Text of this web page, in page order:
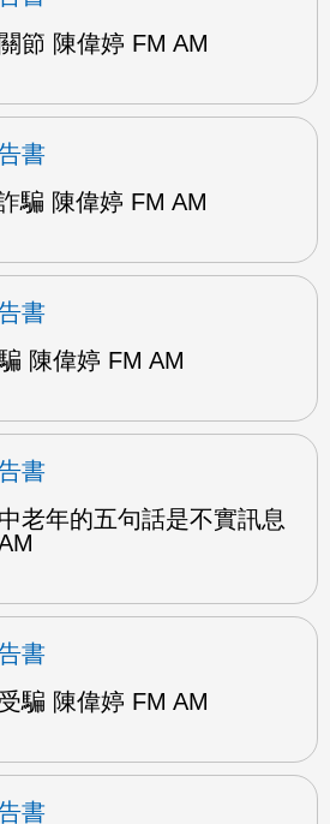
節 陳偉婷 FM AM
書
騙 陳偉婷 FM AM
書
陳偉婷 FM AM
書
老年的五句話是不實訊息
書
騙 陳偉婷 FM AM
書